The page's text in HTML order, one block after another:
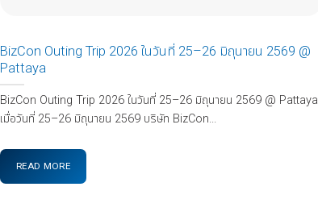
BizCon Outing Trip 2026 ในวันที่ 25–26 มิถุนายน 2569 @
Pattaya
BizCon Outing Trip 2026 ในวันที่ 25–26 มิถุนายน 2569 @ Pattaya
เมื่อวันที่ 25–26 มิถุนายน 2569 บริษัท BizCon...
READ MORE